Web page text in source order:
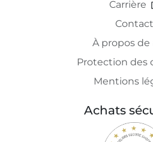
Carrière
Contact
À propos de
Protection des
Mentions
Achats